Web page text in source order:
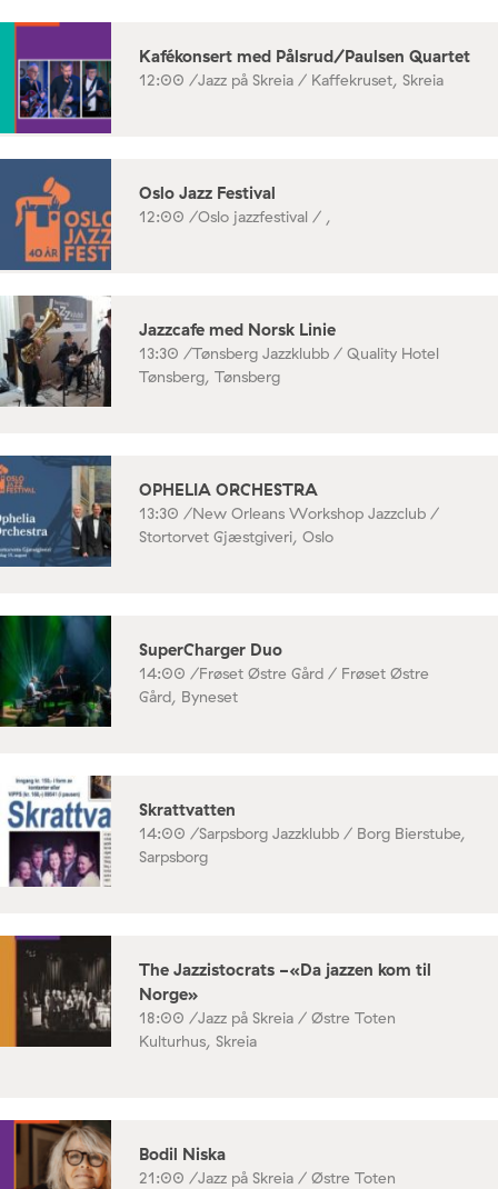
Kafékonsert med Pålsrud/Paulsen Quartet
12:00 /Jazz på Skreia / Kaffekruset, Skreia
Oslo Jazz Festival
12:00 /Oslo jazzfestival / ,
Jazzcafe med Norsk Linie
13:30 /Tønsberg Jazzklubb / Quality Hotel
Tønsberg, Tønsberg
OPHELIA ORCHESTRA
13:30 /New Orleans Workshop Jazzclub /
Stortorvet Gjæstgiveri, Oslo
SuperCharger Duo
14:00 /Frøset Østre Gård / Frøset Østre
Gård, Byneset
Skrattvatten
14:00 /Sarpsborg Jazzklubb / Borg Bierstube,
Sarpsborg
The Jazzistocrats -«Da jazzen kom til
Norge»
18:00 /Jazz på Skreia / Østre Toten
Kulturhus, Skreia
Bodil Niska
21:00 /Jazz på Skreia / Østre Toten